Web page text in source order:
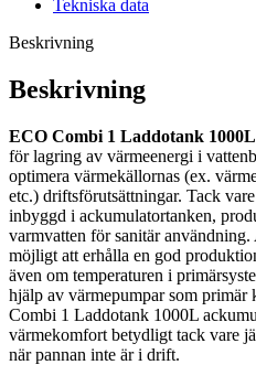
Tekniska data
Beskrivning
Beskrivning
ECO Combi 1 Laddotank 1000L
för lagring av värmeenergi i
optimera värmekällornas (ex.
etc.) driftsförutsättningar. Tack
inbyggd i ackumulatortanken,
varmvatten för sanitär
möjligt att erhålla en god
även om temperaturen i
hjälp av värmepumpar som primär
Combi 1 Laddotank 1000L
värmekomfort betydligt tack vare
när pannan inte är i drift.